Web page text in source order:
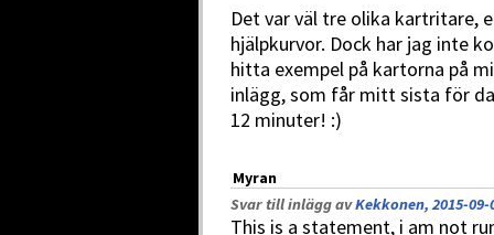
Det var väl tre olika kartritare,
hjälpkurvor. Dock har jag inte
hitta exempel på kartorna på
inlägg, som får mitt sista för
12 minuter! :)
Myran
Svar till inlägg avKekkonen, 2015-09-
This is a statement, i am not